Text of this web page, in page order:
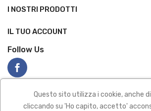
I NOSTRI PRODOTTI
IL TUO ACCOUNT
Follow Us
Questo sito utilizza i cookie, anche
cliccando su 'Ho capito, accetto'